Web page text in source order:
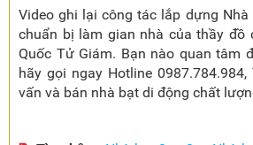
Video ghi lại công tác lắp dựng
chuẩn bị làm gian nhà của thầy đồ
Quốc Tử Giám. Bạn nào quan tâm
hãy gọi ngay Hotline
vấn và bán nhà bạt di động chất